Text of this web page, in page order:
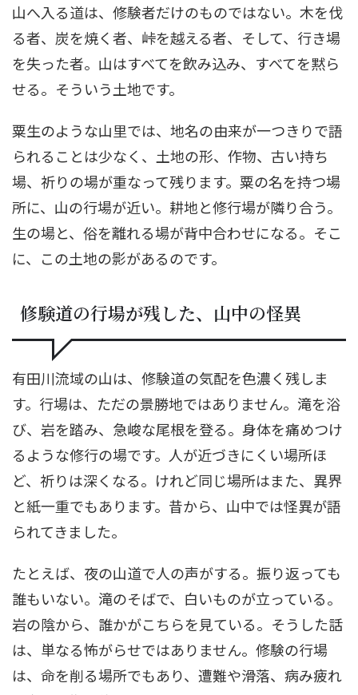
山へ入る道は、修験者だけのものではない。木を伐
る者、炭を焼く者、峠を越える者、そして、行き場
を失った者。山はすべてを飲み込み、すべてを黙ら
せる。そういう土地です。
粟生のような山里では、地名の由来が一つきりで語
られることは少なく、土地の形、作物、古い持ち
場、祈りの場が重なって残ります。粟の名を持つ場
所に、山の行場が近い。耕地と修行場が隣り合う。
生の場と、俗を離れる場が背中合わせになる。そこ
に、この土地の影があるのです。
修験道の行場が残した、山中の怪異
有田川流域の山は、修験道の気配を色濃く残しま
す。行場は、ただの景勝地ではありません。滝を浴
び、岩を踏み、急峻な尾根を登る。身体を痛めつけ
るような修行の場です。人が近づきにくい場所ほ
ど、祈りは深くなる。けれど同じ場所はまた、異界
と紙一重でもあります。昔から、山中では怪異が語
られてきました。
たとえば、夜の山道で人の声がする。振り返っても
誰もいない。滝のそばで、白いものが立っている。
岩の陰から、誰かがこちらを見ている。そうした話
は、単なる怖がらせではありません。修験の行場
は、命を削る場所でもあり、遭難や滑落、病み疲れ